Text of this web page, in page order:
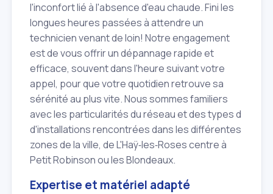
l'inconfort lié à l'absence d'eau chaude. Fini les
longues heures passées à attendre un
technicien venant de loin! Notre engagement
est de vous offrir un dépannage rapide et
efficace, souvent dans l'heure suivant votre
appel, pour que votre quotidien retrouve sa
sérénité au plus vite. Nous sommes familiers
avec les particularités du réseau et des types d
d'installations rencontrées dans les différentes
zones de la ville, de L'Haÿ‑les‑Roses centre à
Petit Robinson ou les Blondeaux.
Expertise et matériel adapté